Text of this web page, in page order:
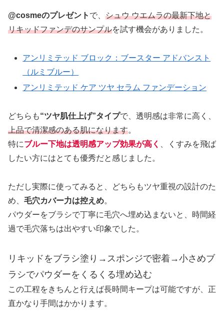
@cosmeのプレゼント で、 シュウ ウエムラの最新下地と
リキッドファンデのサンプルを試す機会がありました。
アンリミテッド ブロック：ブースター アドバンスト
（ルミブルー）
アンリミテッド ケア ツヤ セラム ファンデーション
どちらも“ツヤ肌仕上げ”タイプで、透明感は非常に高く、
上品で清潔感のある肌になります。
特にブルー下地は透明感アップ効果が高く
、くすみを飛ば
したい方にはとても優秀だと感じました。
ただし実際に使ってみると、どちらもツヤ重視の設計のた
め、 毛穴カバー力は控えめ。
パウダーをブラシで丁寧に毛穴へ埋め込まないと、時間経
過で毛穴落ちは出やすい印象でした。
リキッドをブラシ塗り→スポンジで密着→小さめブ
ラシでパウダーをくるくる埋め込む
この工程をきちんと行えば長時間キープは可能ですが、正
直かなり手間はかかります。